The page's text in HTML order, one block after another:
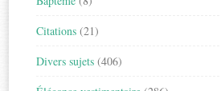
Citations (21)
Divers sujets (406)